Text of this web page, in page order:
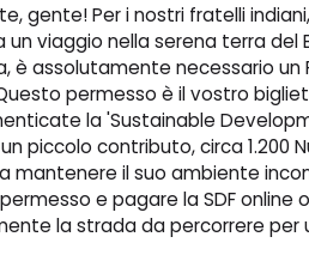
gente! Per i nostri fratelli
un viaggio nella serena terra
è assolutamente necessario un
permesso è il vostro
la 'Sustainable
piccolo contributo, circa 1.200
mantenere il suo ambiente
e pagare la SDF online
la strada da percorrere per